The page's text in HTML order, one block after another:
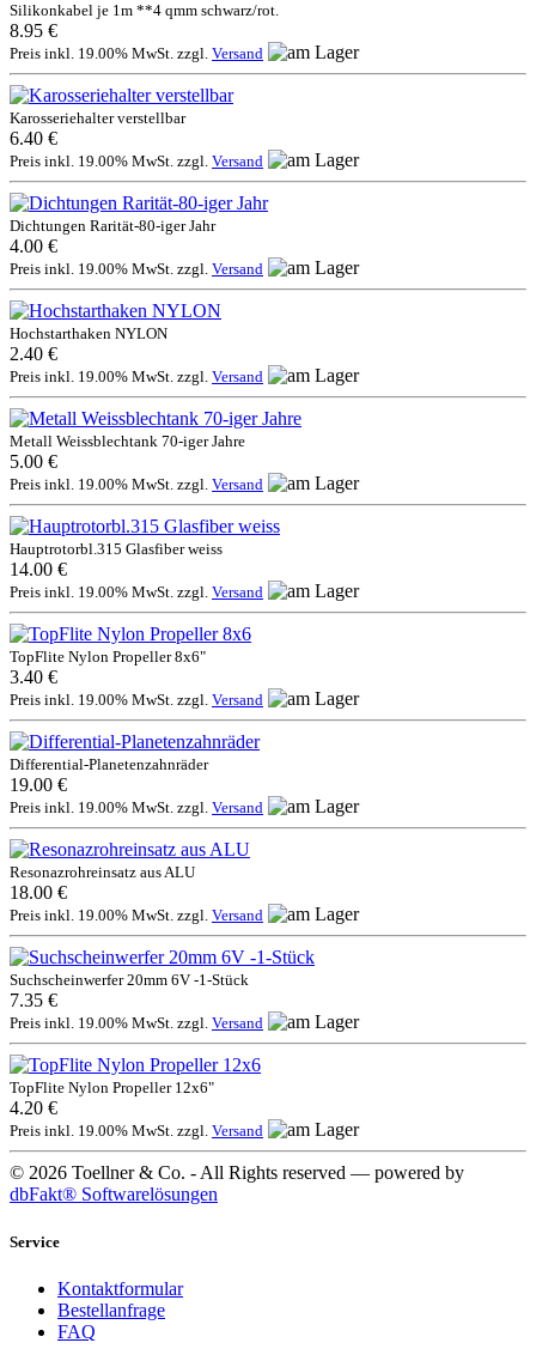
Silikonkabel je 1m **4 qmm schwarz/rot.
8.95 €
Preis inkl. 19.00% MwSt. zzgl. Versand
Karosseriehalter verstellbar
6.40 €
Preis inkl. 19.00% MwSt. zzgl. Versand
Dichtungen Rarität-80-iger Jahr
4.00 €
Preis inkl. 19.00% MwSt. zzgl. Versand
Hochstarthaken NYLON
2.40 €
Preis inkl. 19.00% MwSt. zzgl. Versand
Metall Weissblechtank 70-iger Jahre
5.00 €
Preis inkl. 19.00% MwSt. zzgl. Versand
Hauptrotorbl.315 Glasfiber weiss
14.00 €
Preis inkl. 19.00% MwSt. zzgl. Versand
TopFlite Nylon Propeller 8x6"
3.40 €
Preis inkl. 19.00% MwSt. zzgl. Versand
Differential-Planetenzahnräder
19.00 €
Preis inkl. 19.00% MwSt. zzgl. Versand
Resonazrohreinsatz aus ALU
18.00 €
Preis inkl. 19.00% MwSt. zzgl. Versand
Suchscheinwerfer 20mm 6V -1-Stück
7.35 €
Preis inkl. 19.00% MwSt. zzgl. Versand
TopFlite Nylon Propeller 12x6"
4.20 €
Preis inkl. 19.00% MwSt. zzgl. Versand
© 2026 Toellner & Co. - All Rights reserved — powered by
dbFakt® Softwarelösungen
Service
Kontaktformular
Bestellanfrage
FAQ